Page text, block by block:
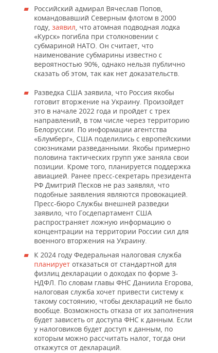
Российский адмирал Вячеслав Попов,
командовавший Северным флотом в 2000
году, заявил, что атомная подводная лодка
«Курск» погибла при столкновении с
субмариной НАТО. Он считает, что
наименование субмарины известно с
вероятностью 90%, однако нельзя публично
сказать об этом, так как нет доказательств.
Разведка США заявила, что Россия якобы
готовит вторжение на Украину. Произойдет
это в начале 2022 года и пройдет с трех
направлений, в том числе через территорию
Белоруссии. По информации агентства
«Блумберг», США поделились с европейскими
союзниками разведанными. Якобы примерно
половина тактических групп уже заняла свои
позиции. Кроме того, планируется поддержка
авиацией. Ранее пресс-секретарь президента
РФ Дмитрий Песков не раз заявлял, что
подобные заявления являются провокацией.
Пресс-бюро Службы внешней разведки
заявило, что Госдепартамент США
распространяет ложную информацию о
концентрации на территории России сил для
военного вторжения на Украину.
К 2024 году Федеральная налоговая служба
планирует отказаться от стандартной для
физлиц декларации о доходах по форме 3-
НДФЛ. По словам главы ФНС Даниила Егорова,
налоговая служба хочет привести систему к
такому состоянию, чтобы деклараций не было
вообще. Возможность отказа от их заполнения
будет зависеть от доступа ФНС к данным. Если
у налоговиков будет доступ к данным, по
которым можно рассчитать налог, тогда они
откажутся от деклараций.